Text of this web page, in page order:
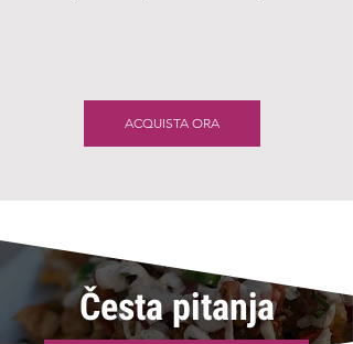
ACQUISTA ORA
Česta pitanja